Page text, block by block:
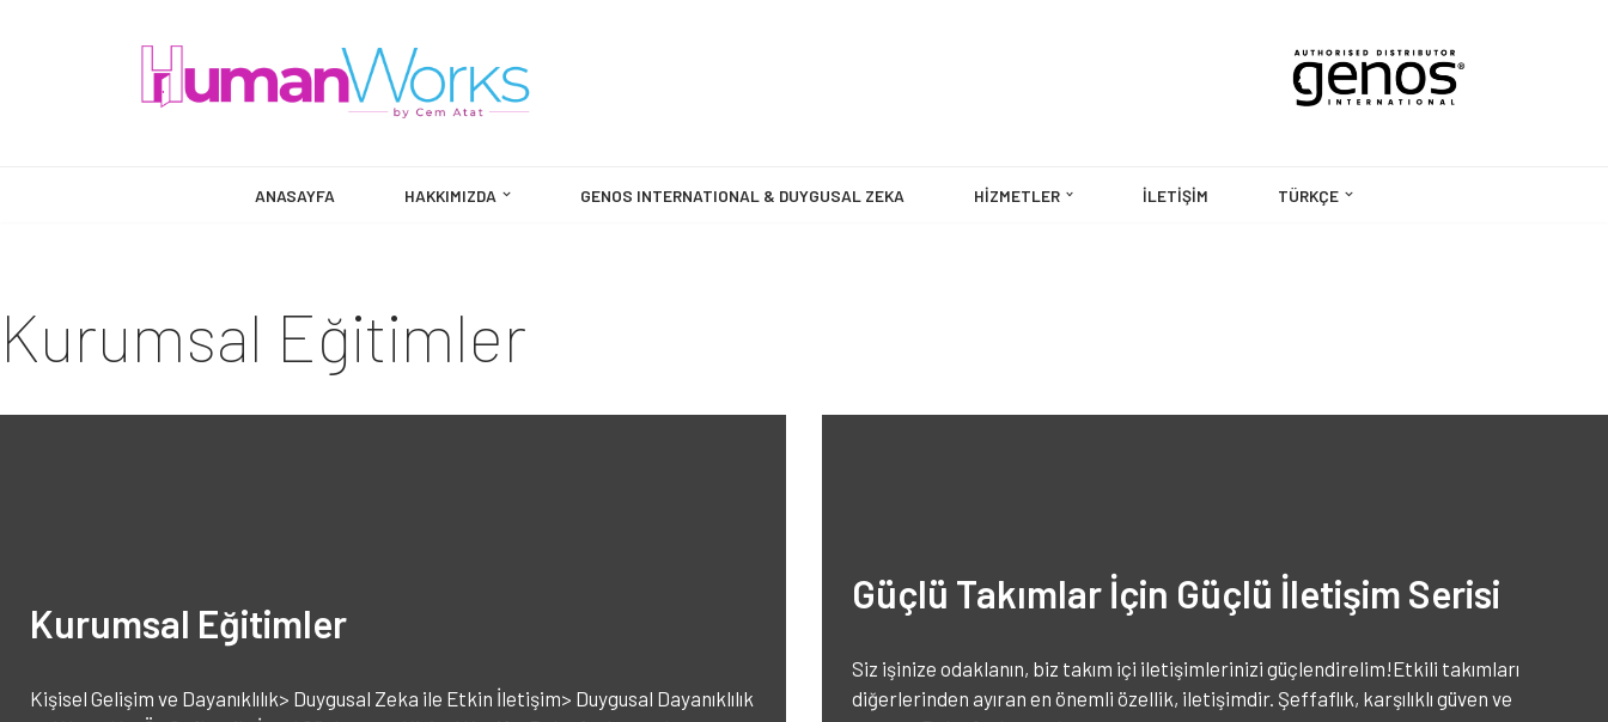
ANASAYFA HAKKIMIZDA GENOS INTERNATIONAL & DUYGUSAL ZEKA HIZMETLER İLETIŞIM TÜRKÇE
Kurumsal Eğitimler
Kurumsal Eğitimler
Kişisel Gelişim ve Dayanıklılık> Duygusal Zeka ile Etkin İletişim> Duygusal Dayanıklılık
Güçlü Takımlar İçin Güçlü İletişim Serisi
Siz işinize odaklanın, biz takım içi iletişimlerinizi güçlendirelim!Etkili takımları
diğerlerinden ayıran en önemli özellik, iletişimdir. Şeffaflık, karşılıklı güven ve